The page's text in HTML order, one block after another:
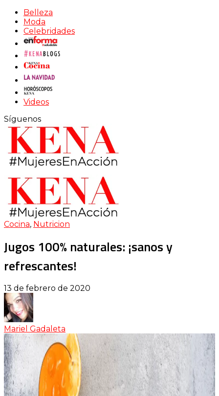
Belleza
Moda
Celebridades
Videos
Síguenos
Cocina, Nutricion
Jugos 100% naturales: ¡sanos y
refrescantes!
13 de febrero de 2020
Mariel Gadaleta